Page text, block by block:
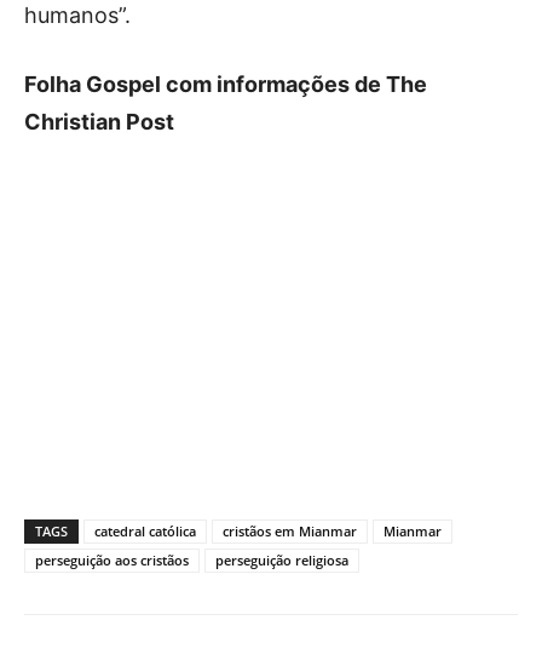
humanos”.
Folha Gospel com informações de The
Christian Post
TAGS catedral católica cristãos em Mianmar
Mianmar
perseguição aos cristãos
perseguição religiosa